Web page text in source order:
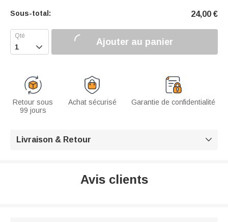
Sous-total: 24,00 €
 Ajouter au panier
Retour sous
99 jours
Achat sécurisé Garantie de confidentialité
Livraison & Retour 
Avis clients